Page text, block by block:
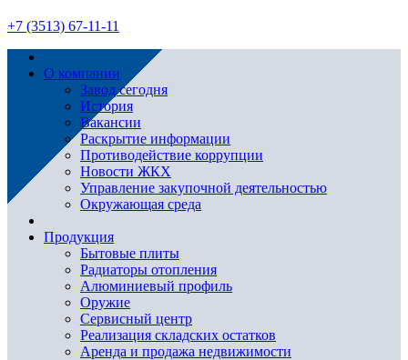
+7 (3513) 67-11-11
О компании
Завод сегодня
История
Вакансии
Раскрытие информации
Противодействие коррупции
Новости ЖКХ
Управление закупочной деятельностью
Окружающая среда
Продукция
Бытовые плиты
Радиаторы отопления
Алюминиевый профиль
Оружие
Сервисный центр
Реализация складских остатков
Аренда и продажа недвижимости